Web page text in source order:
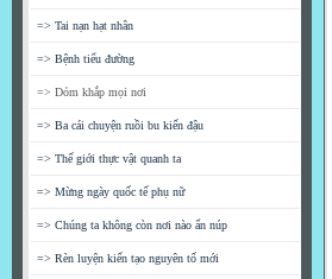
=> Tai nạn hạt nhân
=> Bệnh tiểu đường
=> Dỏm khắp mọi nơi
=> Ba cái chuyện ruồi bu kiến đậu
=> Thế giới thực vật quanh ta
=> Mừng ngày quốc tế phụ nữ
=> Chúng ta không còn nơi nào ẩn núp
=> Rèn luyện kiến tạo nguyên tố mới